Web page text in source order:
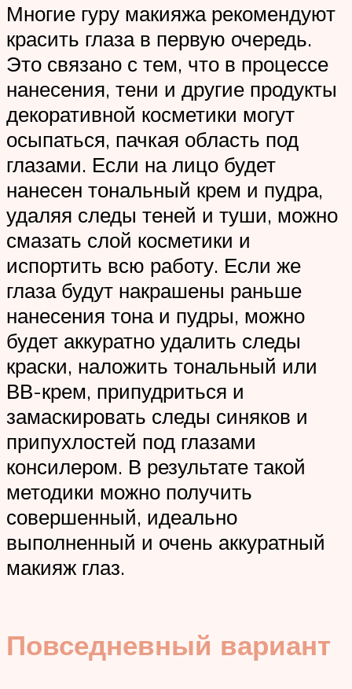
Многие гуру макияжа рекомендуют
красить глаза в первую очередь.
Это связано с тем, что в процессе
нанесения, тени и другие продукты
декоративной косметики могут
осыпаться, пачкая область под
глазами. Если на лицо будет
нанесен тональный крем и пудра,
удаляя следы теней и туши, можно
смазать слой косметики и
испортить всю работу. Если же
глаза будут накрашены раньше
нанесения тона и пудры, можно
будет аккуратно удалить следы
краски, наложить тональный или
ВВ-крем, припудриться и
замаскировать следы синяков и
припухлостей под глазами
консилером. В результате такой
методики можно получить
совершенный, идеально
выполненный и очень аккуратный
макияж глаз.
Повседневный вариант